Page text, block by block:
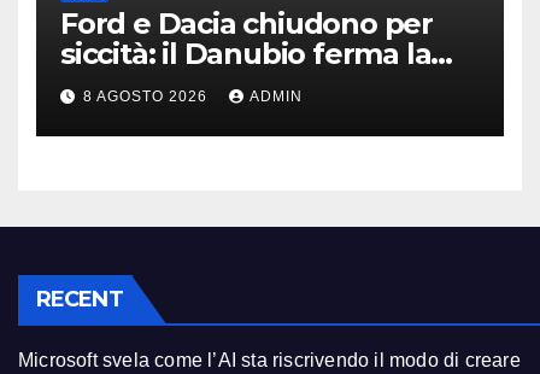
Ford e Dacia chiudono per
siccità: il Danubio ferma la
produzione auto
8 AGOSTO 2026 ADMIN
RECENT
Microsoft svela come l’AI sta riscrivendo il modo di creare